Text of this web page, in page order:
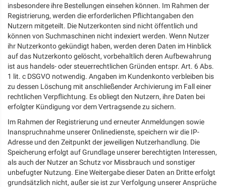
insbesondere ihre Bestellungen einsehen können. Im Rahmen der
Registrierung, werden die erforderlichen Pflichtangaben den
Nutzern mitgeteilt. Die Nutzerkonten sind nicht öffentlich und
können von Suchmaschinen nicht indexiert werden. Wenn Nutzer
ihr Nutzerkonto gekündigt haben, werden deren Daten im Hinblick
auf das Nutzerkonto gelöscht, vorbehaltlich deren Aufbewahrung
ist aus handels- oder steuerrechtlichen Gründen entspr. Art. 6 Abs.
1 lit. c DSGVO notwendig. Angaben im Kundenkonto verbleiben bis
zu dessen Löschung mit anschließender Archivierung im Fall einer
rechtlichen Verpflichtung. Es obliegt den Nutzern, ihre Daten bei
erfolgter Kündigung vor dem Vertragsende zu sichern.
Im Rahmen der Registrierung und erneuter Anmeldungen sowie
Inanspruchnahme unserer Onlinedienste, speichern wir die IP-
Adresse und den Zeitpunkt der jeweiligen Nutzerhandlung. Die
Speicherung erfolgt auf Grundlage unserer berechtigten Interessen,
als auch der Nutzer an Schutz vor Missbrauch und sonstiger
unbefugter Nutzung. Eine Weitergabe dieser Daten an Dritte erfolgt
grundsätzlich nicht, außer sie ist zur Verfolgung unserer Ansprüche